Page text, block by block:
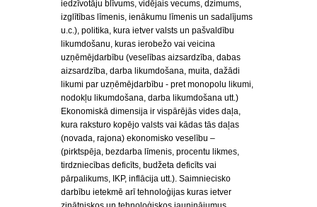
iedzīvotāju blīvums, vidējais vecums, dzimums,
izglītības līmenis, ienākumu līmenis un sadalījums
u.c.), politika, kura ietver valsts un pašvaldību
likumdošanu, kuras ierobežo vai veicina
uzņēmējdarbību (veselības aizsardzība, dabas
aizsardzība, darba likumdošana, muita, dažādi
likumi par uzņēmējdarbību - pret monopolu likumi,
nodokļu likumdošana, darba likumdošana utt.)
Ekonomiskā dimensija ir vispārējās vides daļa,
kura raksturo kopējo valsts vai kādas tās daļas
(novada, rajona) ekonomisko veselību –
(pirktspēja, bezdarba līmenis, procentu likmes,
tirdzniecības deficīts, budžeta deficīts vai
pārpalikums, IKP, inflācija utt.). Saimniecisko
darbību ietekmē arī tehnoloģijas kuras ietver